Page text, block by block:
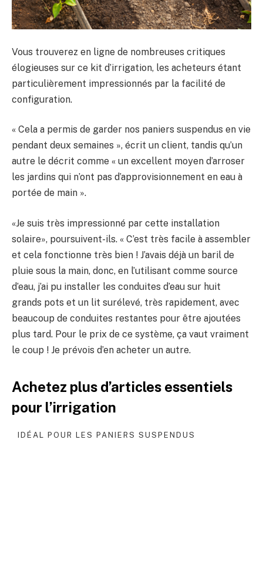
Vous trouverez en ligne de nombreuses critiques
élogieuses sur ce kit d’irrigation, les acheteurs étant
particulièrement impressionnés par la facilité de
configuration.
« Cela a permis de garder nos paniers suspendus en vie
pendant deux semaines », écrit un client, tandis qu’un
autre le décrit comme « un excellent moyen d’arroser
les jardins qui n’ont pas d’approvisionnement en eau à
portée de main ».
«Je suis très impressionné par cette installation
solaire», poursuivent-ils. « C’est très facile à assembler
et cela fonctionne très bien ! J’avais déjà un baril de
pluie sous la main, donc, en l’utilisant comme source
d’eau, j’ai pu installer les conduites d’eau sur huit
grands pots et un lit surélevé, très rapidement, avec
beaucoup de conduites restantes pour être ajoutées
plus tard. Pour le prix de ce système, ça vaut vraiment
le coup ! Je prévois d’en acheter un autre.
Achetez plus d’articles essentiels
pour l’irrigation
IDÉAL POUR LES PANIERS SUSPENDUS